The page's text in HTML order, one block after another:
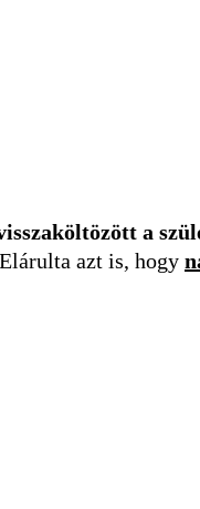
a
azt is, hogy